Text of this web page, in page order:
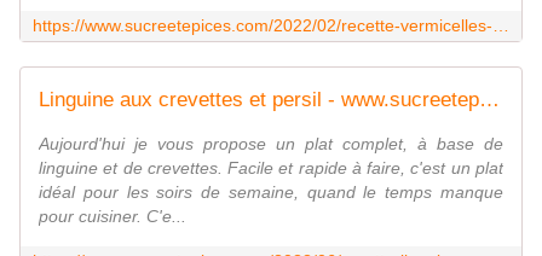
Linguine aux crevettes et persil - www.sucreetepices.com
Aujourd'hui je vous propose un plat complet, à base de
linguine et de crevettes. Facile et rapide à faire, c'est un plat
idéal pour les soirs de semaine, quand le temps manque
pour cuisiner. C'e...